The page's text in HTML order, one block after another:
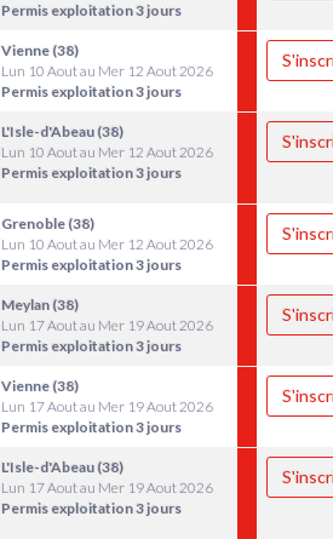
Permis exploitation 3 jours
Vienne (38)
Lun 10 Aout au Mer 12 Aout 2026
Permis exploitation 3 jours
L'Isle-d'Abeau (38)
Lun 10 Aout au Mer 12 Aout 2026
Permis exploitation 3 jours
Grenoble (38)
Lun 10 Aout au Mer 12 Aout 2026
Permis exploitation 3 jours
Meylan (38)
Lun 17 Aout au Mer 19 Aout 2026
Permis exploitation 3 jours
Vienne (38)
Lun 17 Aout au Mer 19 Aout 2026
Permis exploitation 3 jours
L'Isle-d'Abeau (38)
Lun 17 Aout au Mer 19 Aout 2026
Permis exploitation 3 jours